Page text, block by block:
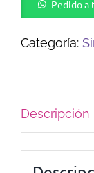
Pedido a
Categoría:
Descripción